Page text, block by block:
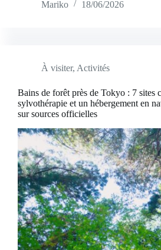
Mariko
18/06/2026
À visiter, Activités
Bains de forêt près de Tokyo : 7 sites
sylvothérapie et un hébergement en
sur sources officielles